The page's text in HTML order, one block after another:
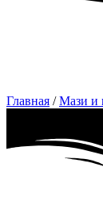
Главная /Мази и